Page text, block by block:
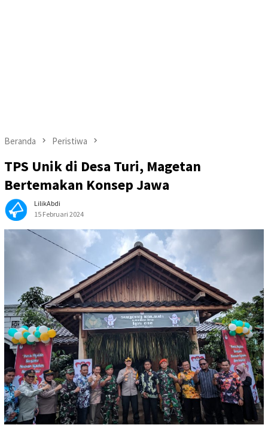
Beranda Peristiwa
TPS Unik di Desa Turi, Magetan
Bertemakan Konsep Jawa
LilikAbdi
15 Februari 2024